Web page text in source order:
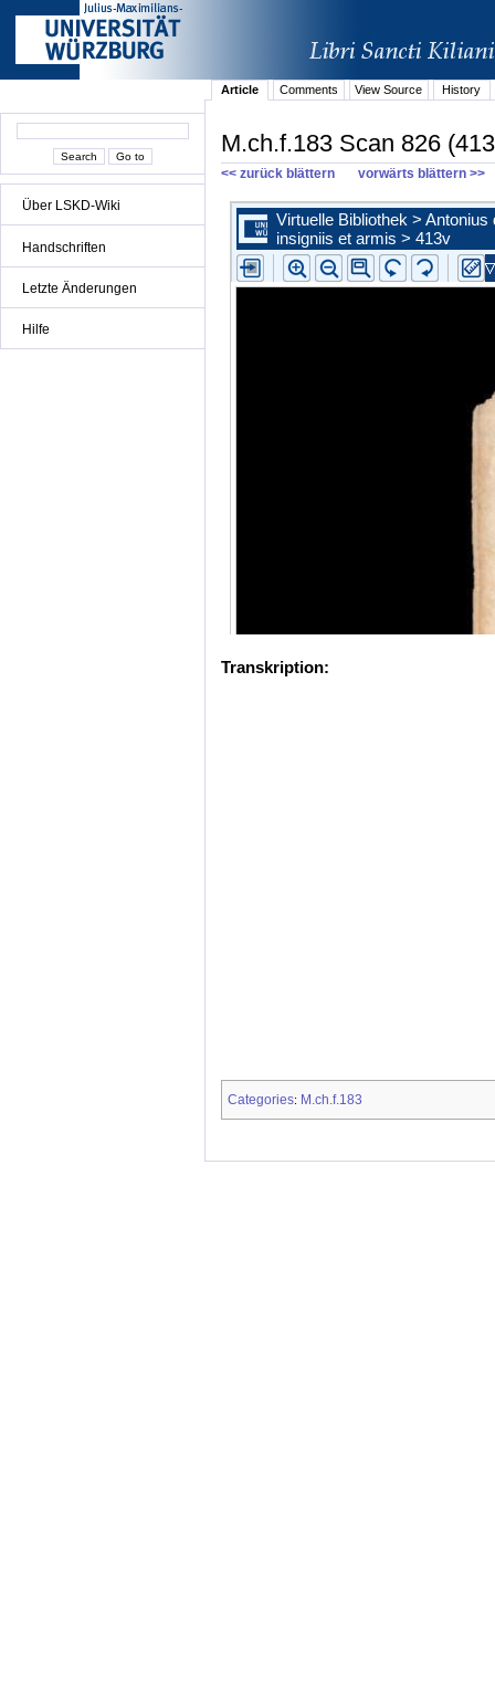
Über LSKD-Wiki
Handschriften
Letzte Änderungen
Hilfe
Article Comments View Source History
M.ch.f.183 Scan 826
<< zurück blättern vorwärts blättern >>
Transkription:
Categories: M.ch.f.183